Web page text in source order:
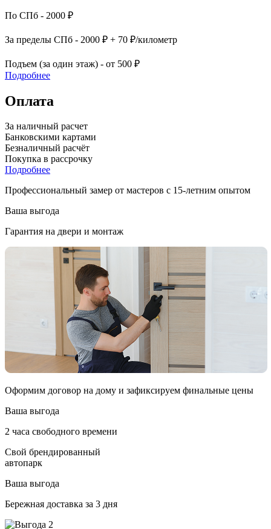
По СПб - 2000 ₽
За пределы СПб - 2000 ₽ + 70 ₽/километр
Подъем (за один этаж) - от 500 ₽
Подробнее
Оплата
За наличный расчет
Банковскими картами
Безналичный расчёт
Покупка в рассрочку
Подробнее
Профессиональный замер от мастеров с 15-летним опытом
Ваша выгода
Гарантия на двери и монтаж
Оформим договор на дому и зафиксируем финальные цены
Ваша выгода
2 часа свободного времени
Свой брендированный
автопарк
Ваша выгода
Бережная доставка за 3 дня